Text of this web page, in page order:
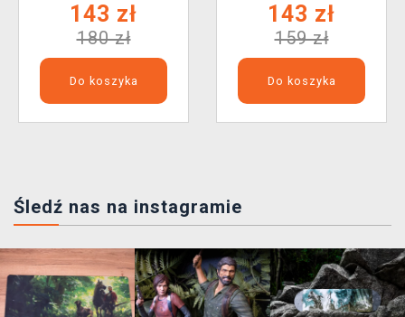
143 zł
180 zł
Do koszyka
143 zł
159 zł
Do koszyka
Śledź nas na instagramie